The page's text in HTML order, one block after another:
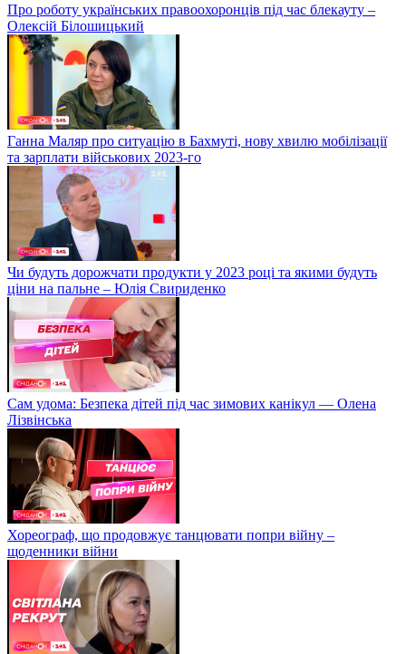
Про роботу українських правоохоронців під час блекауту –
Олексій Білошицький
Ганна Маляр про ситуацію в Бахмуті, нову хвилю мобілізації
та зарплати військових 2023-го
Чи будуть дорожчати продукти у 2023 році та якими будуть
ціни на пальне – Юлія Свириденко
Сам удома: Безпека дітей під час зимових канікул — Олена
Лізвінська
Хореограф, що продовжує танцювати попри війну –
щоденники війни